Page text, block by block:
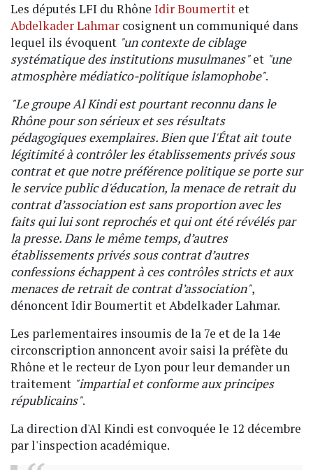
Les députés LFI du Rhône Idir Boumertit et
Abdelkader Lahmar cosignent un communiqué dans
lequel ils évoquent "un contexte de ciblage
systématique des institutions musulmanes"et "une
atmosphère médiatico-politique islamophobe".
"Le groupe Al Kindi est pourtant reconnu dans le
Rhône pour son sérieux et ses résultats
pédagogiques exemplaires. Bien que l'État ait toute
légitimité à contrôler les établissements privés sous
contrat et que notre préférence politique se porte sur
le service public d'éducation, la menace de retrait du
contrat d’association est sans proportion avec les
faits qui lui sont reprochés et qui ont été révélés par
la presse. Dans le même temps, d’autres
établissements privés sous contrat d’autres
confessions échappent à ces contrôles stricts et aux
menaces de retrait de contrat d’association",
dénoncent Idir Boumertit et Abdelkader Lahmar.
Les parlementaires insoumis de la 7e et de la 14e
circonscription annoncent avoir saisi la préfète du
Rhône et le recteur de Lyon pour leur demander un
traitement "impartial et conforme aux principes
républicains".
La direction d'Al Kindi est convoquée le 12 décembre
par l'inspection académique.